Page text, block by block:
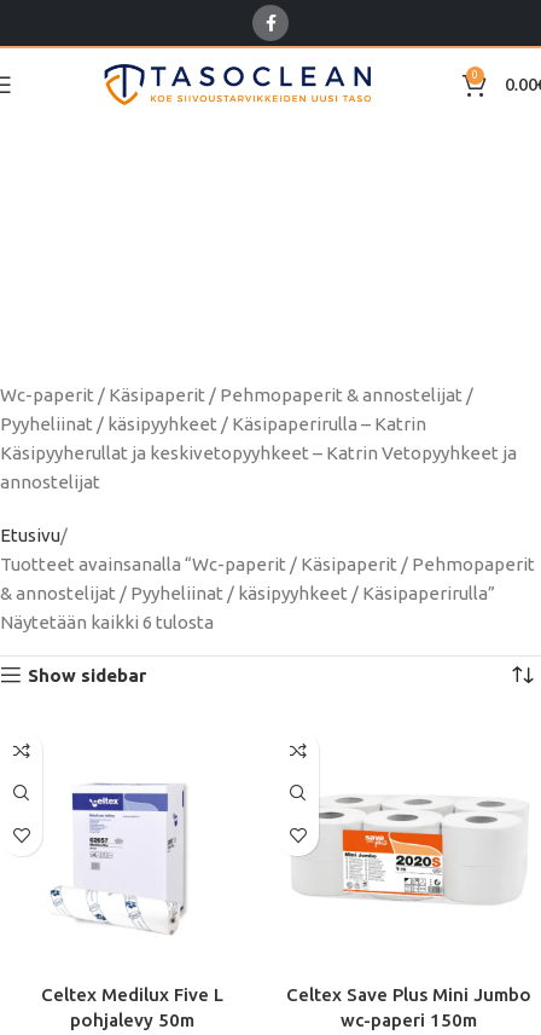
0 0.00
Wc-paperit / Käsipaperit / Pehmopaperit & annostelijat /
Pyyheliinat / käsipyyhkeet / Käsipaperirulla – Katrin
Käsipyyherullat ja keskivetopyyhkeet – Katrin Vetopyyhkeet ja
annostelijat
Etusivu
Tuotteet avainsanalla “Wc-paperit / Käsipaperit / Pehmopaperit
& annostelijat / Pyyheliinat / käsipyyhkeet / Käsipaperirulla”
Näytetään kaikki 6 tulosta
Show sidebar
Celtex Medilux Five L
pohjalevy 50m
Celtex Save Plus Mini Jumbo
wc-paperi 150m